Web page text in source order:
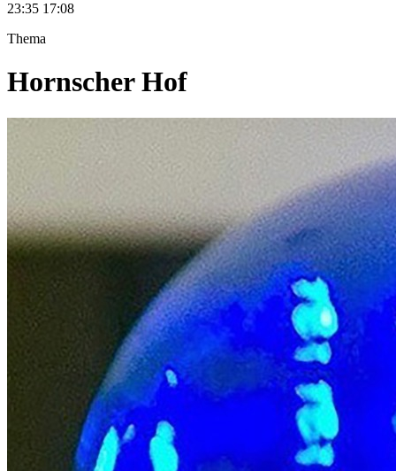
23:35 17:08
Thema
Hornscher Hof